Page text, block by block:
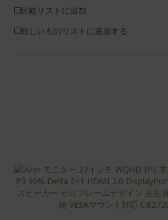
比較リストに追加
欲しいものリストに追加する